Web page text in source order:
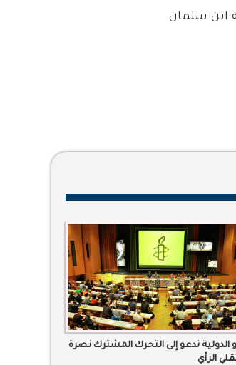
ابن سلمان
الدولية تدعو إلى التحرك المشترك نصرة
الرأي